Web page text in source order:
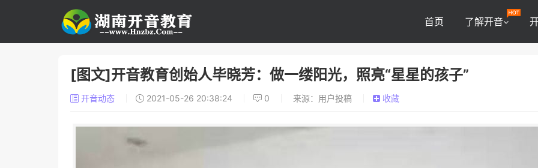
首页 了解开音
[图文]开音教育创始人毕晓芳：做一缕阳光，照亮“星星的孩子”
开音动态 2021-05-26 20:38:24 0 来源：用户投稿 收藏